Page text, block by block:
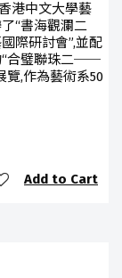
港中文大學藝
“書海觀瀾二
研討會”,並配
“合璧聯珠二──
覽,作為藝術系50
Add to Cart